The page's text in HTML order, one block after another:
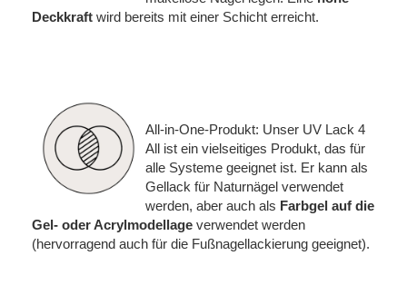
Deckkraft wird bereits mit einer Schicht erreicht.
All-in-One-Produkt: Unser UV Lack 4
All ist ein vielseitiges Produkt, das für
alle Systeme geeignet ist. Er kann als
Gellack für Naturnägel verwendet
werden, aber auch als Farbgel auf die
Gel- oder Acrylmodellage verwendet werden
(hervorragend auch für die Fußnagellackierung geeignet).